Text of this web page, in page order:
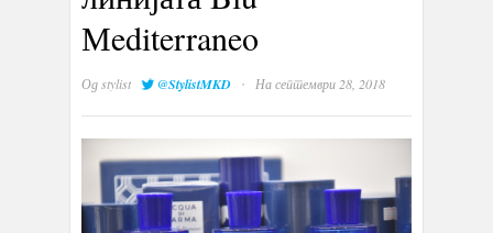
Мediterraneo
Одstylist @StylistMKD · На септември 28, 2018